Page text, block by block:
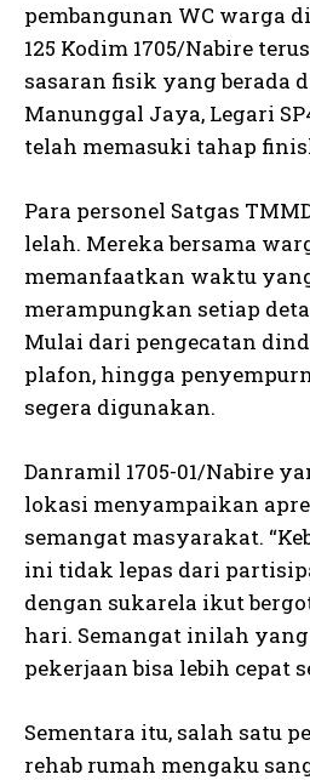
pembangunan WC warga
125 Kodim 1705/Nabire
sasaran fisik yang berada
Manunggal Jaya, Legari
telah memasuki tahap
Para personel Satgas
lelah. Mereka bersama
memanfaatkan waktu
merampungkan setiap
Mulai dari pengecatan
plafon, hingga
segera digunakan.
Danramil 1705-01/Nabire
lokasi menyampaikan
semangat masyarakat.
ini tidak lepas dari
dengan sukarela ikut
hari. Semangat inilah
pekerjaan bisa lebih cepat
Sementara itu, salah satu
rehab rumah mengaku